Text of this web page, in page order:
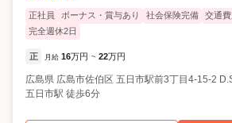
正社員 ボーナス・賞与あり 社会保険完備 交通
完全週休2日
正 月給 16万円 ~ 22万円
広島県 広島市佐伯区 五日市駅前3丁目4-15-2
五日市駅 徒歩6分